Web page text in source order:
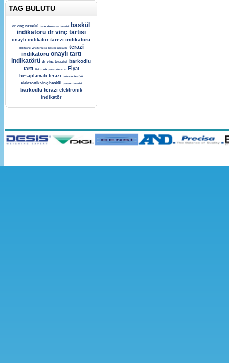
TAG BULUTU
dr vinç baskülü barkodlu manav terazisi
baskül
indikatörü dr vinç tartısı
onaylı indikator tarezi indikatörü
elektronik vinç terazisi baskül indikatör terazi
indikatörü onaylı tartı
indikatörü dr vinç terazisi barkodlu
tartı
Elektronik pazarcı terazisi
Fİyat
hesaplamalı terazi
tartım indikatörü
elektronik vinç baskül pazarcı terazisi
barkodlu terazi elektronik
indikatör